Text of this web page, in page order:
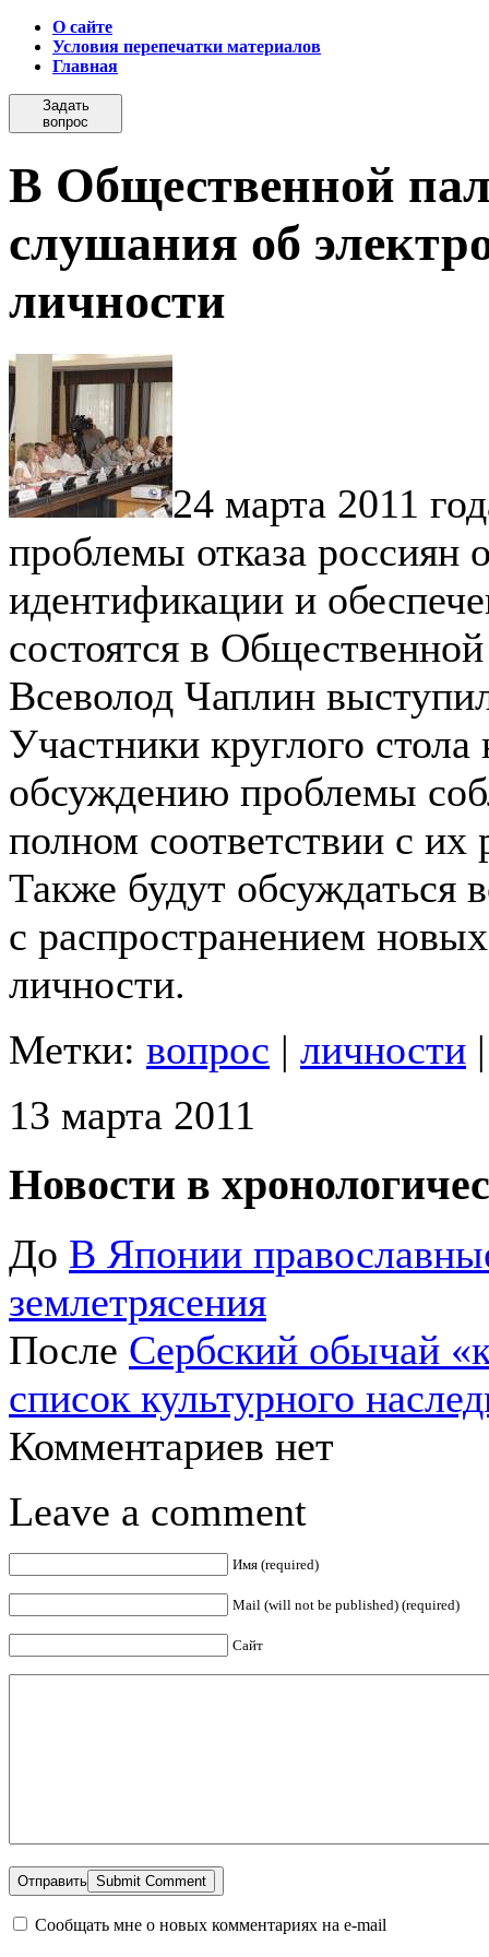
О сайте
Условия перепечатки материалов
Главная
Задать
вопрос
В Общественной
слушания об
личности
24 марта 2011
проблемы отказа россиян
идентификации и
состоятся в
Всеволод Чаплин
Участники круглого
обсуждению проблемы
полном соответствии с
Также будут обсуждаться
с распространением
личности.
Метки: вопрос | личности
13 марта 2011
Новости в
До В Японии
землетрясения
После Сербский обычай
список культурного
Комментариев нет
Leave a comment
Имя (required)
Mail (will not be published) (required)
Сайт
Отправить
Сообщать мне о новых комментариях на e-mail